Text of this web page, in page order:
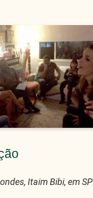
Itaim Bibi, em SP